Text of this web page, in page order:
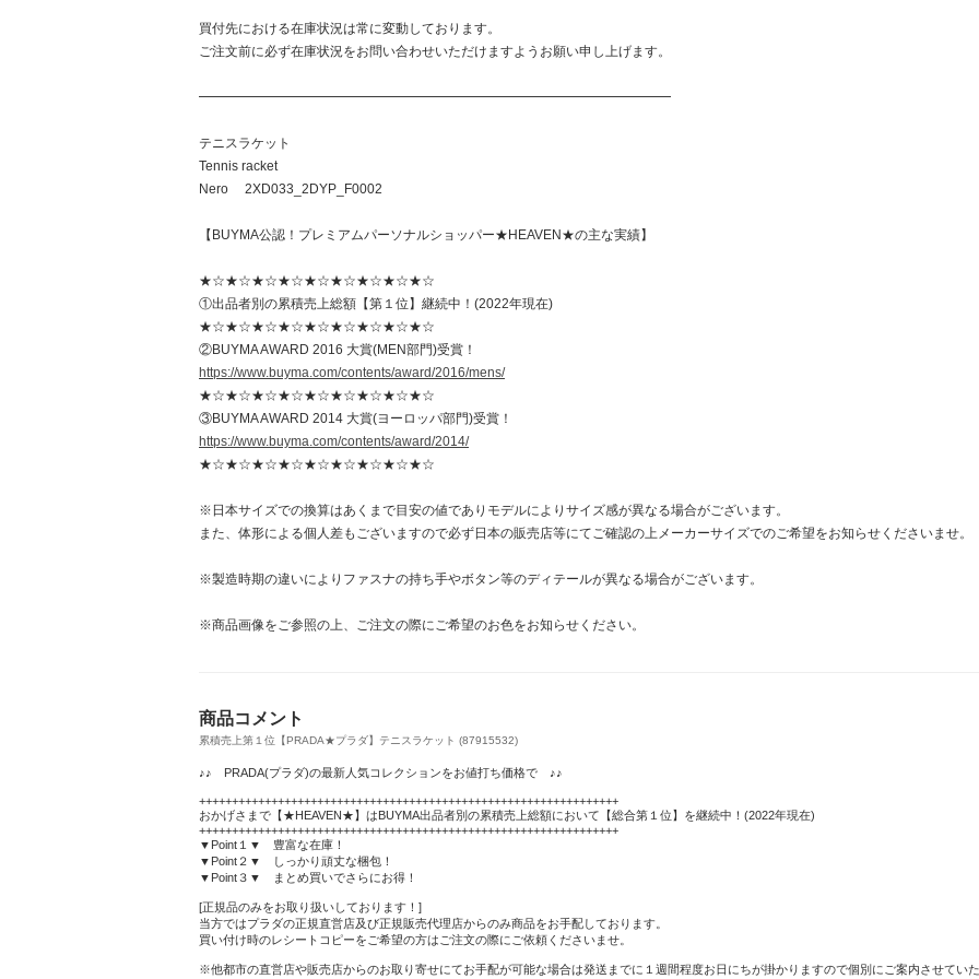
買付先における在庫状況は常に変動しております。
ご注文前に必ず在庫状況をお問い合わせいただけますようお願い申し上げます。
━━━━━━━━━━━━━━━━━━━━━━━━━━━━━━━━━━━━
テニスラケット
Tennis racket
Nero 2XD033_2DYP_F0002
【BUYMA公認！プレミアムパーソナルショッパー★HEAVEN★の主な実績】
★☆★☆★☆★☆★☆★☆★☆★☆★☆
①出品者別の累積売上総額【第１位】継続中！(2022年現在)
★☆★☆★☆★☆★☆★☆★☆★☆★☆
②BUYMA AWARD 2016 大賞(MEN部門)受賞！
https://www.buyma.com/contents/award/2016/mens/
★☆★☆★☆★☆★☆★☆★☆★☆★☆
③BUYMA AWARD 2014 大賞(ヨーロッパ部門)受賞！
https://www.buyma.com/contents/award/2014/
★☆★☆★☆★☆★☆★☆★☆★☆★☆
※日本サイズでの換算はあくまで目安の値でありモデルによりサイズ感が異なる場合がございます。
また、体形による個人差もございますので必ず日本の販売店等にてご確認の上メーカーサイズでのご希望をお知らせくださいませ。
※製造時期の違いによりファスナの持ち手やボタン等のディテールが異なる場合がございます。
※商品画像をご参照の上、ご注文の際にご希望のお色をお知らせください。
商品コメント
累積売上第１位【PRADA★プラダ】テニスラケット (87915532)
♪♪ PRADA(プラダ)の最新人気コレクションをお値打ち価格で ♪♪
++++++++++++++++++++++++++++++++++++++++++++++++++++++++++++++++
おかげさまで【★HEAVEN★】はBUYMA出品者別の累積売上総額において【総合第１位】を継続中！(2022年現在)
++++++++++++++++++++++++++++++++++++++++++++++++++++++++++++++++
▼Point１▼ 豊富な在庫！
▼Point２▼ しっかり頑丈な梱包！
▼Point３▼ まとめ買いでさらにお得！
[正規品のみをお取り扱いしております！]
当方ではプラダの正規直営店及び正規販売代理店からのみ商品をお手配しております。
買い付け時のレシートコピーをご希望の方はご注文の際にご依頼くださいませ。
※他都市の直営店や販売店からのお取り寄せにてお手配が可能な場合は発送までに１週間程度お日にちが掛かりますので個別にご案内させていた